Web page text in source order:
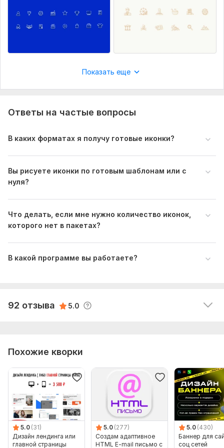
Вид:
Иконки и фавиконы
Объем услуги в кворке: 2 иконки
Показать еще
Ответы на частые вопросы
В каких форматах я получу готовые иконки?
Вы рисуете иконки по готовым шаблонам или с
нуля?
Что делать, если мне нужно количество иконок,
которого нет в пакетах?
В какой программе вы работаете?
92 отзыва 5.0
A artidi 4 месяца назад
dom-535
Нет отзыва
sarzamastsev 5 месяцев назад
Ответ продавца Читать
Похожие кворки
5.0 (31)
Дизайн лендинга или
главной страницы
5.0 (277)
Создам адаптивное
HTML E-mail письмо с
5.0 (430)
Баннер для
соц сетей